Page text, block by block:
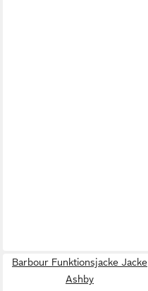
Barbour Funktionsjacke Jacke
Ashby